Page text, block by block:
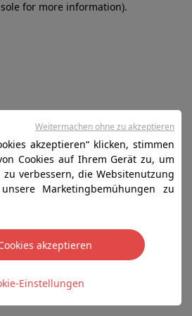
for more information).
akzeptieren“ klicken, stimmen
Cookies auf Ihrem Gerät zu, um
verbessern, die Websitenutzung
Marketingbemühungen zu
akzeptieren
Einstellungen
Weitermachen ohne zu akzeptieren